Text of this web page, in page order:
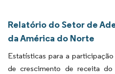
Relatório do Setor de
da América do Norte
Estatísticas para a
de crescimento de receita